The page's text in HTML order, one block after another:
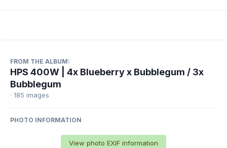
FROM THE ALBUM:
HPS 400W | 4x Blueberry x Bubblegum / 3x
Bubblegum
· 185 images
PHOTO INFORMATION
View photo EXIF information